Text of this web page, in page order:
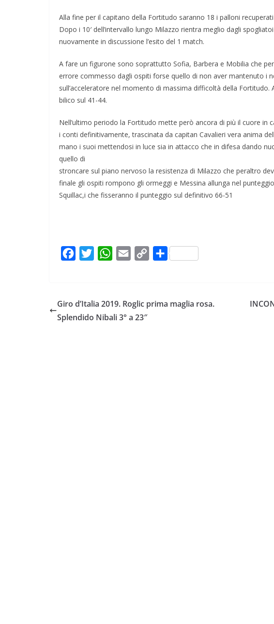
Alla fine per il capitano della Fortitudo saranno 18 i palloni
Dopo i 10′ dell’intervallo lungo Milazzo rientra meglio dagli
nuovamente in discussione l’esito del 1 match.
A fare un figurone sono soprattutto Sofia, Barbera e Mobilia che
errore commesso dagli ospiti forse quello di non aver mantenuto i
sull’acceleratore nel momento di massima difficoltà della
bilico sul 41-44.
Nell’ultimo periodo la Fortitudo mette però ancora di più il cuore in
i conti definitivamente, trascinata da capitan Cavalieri vera anima
mano i suoi mettendosi in luce sia in attacco che in difesa dando
quello di
stroncare sul piano nervoso la resistenza di Milazzo che peraltro
finale gli ospiti rompono gli ormeggi e Messina allunga nel
Squillac,i che fisseranno il punteggio sul definitivo 66-51
W
s
l
C
Giro d’Italia 2019. Roglic prima maglia rosa.
Splendido Nibali 3° a 23″